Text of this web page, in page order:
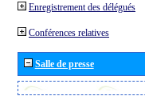
Enregistrement des délégués
Conférences relatives
Salle de presse